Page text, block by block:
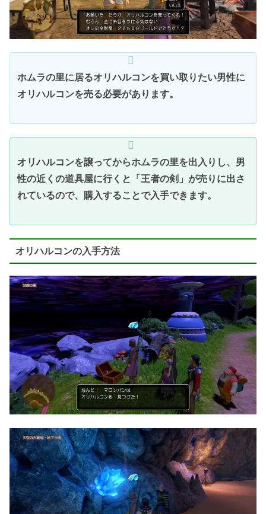
ホムラの里に居るオリハルコンを買い取りたい男性に
オリハルコンを売る必要があります。
オリハルコンを譲ってからホムラの里を出入りし、男
性の近くの道具屋に行くと「王者の剣」が売りに出さ
れているので、購入することで入手できます。
オリハルコンの入手方法